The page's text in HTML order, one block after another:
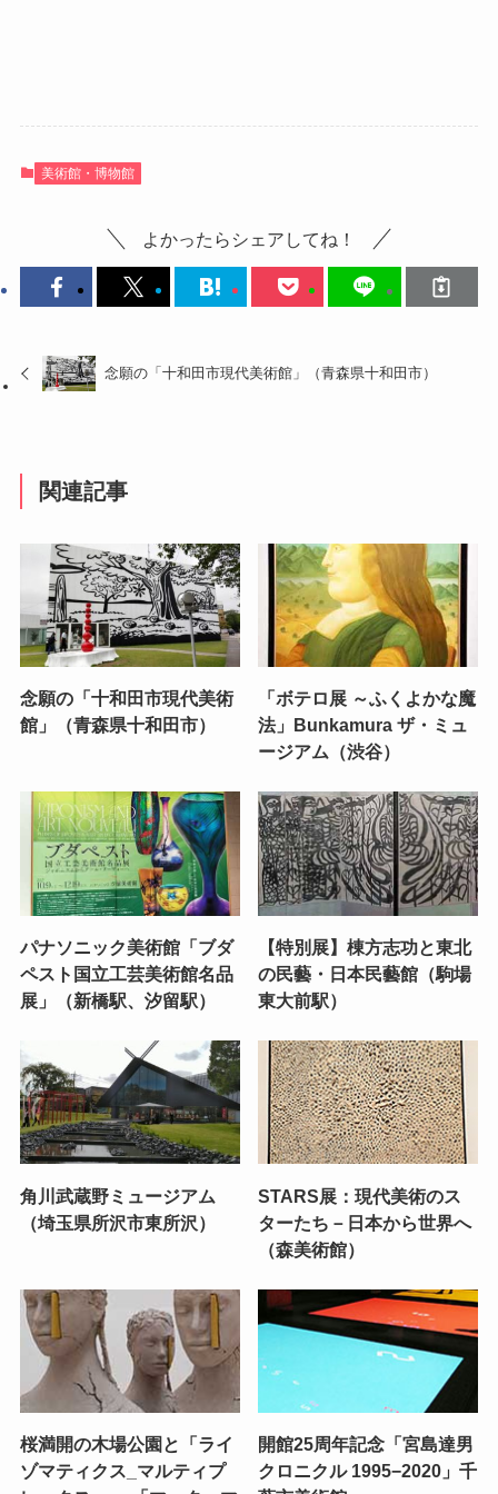
美術館・博物館
よかったらシェアしてね！
念願の「十和田市現代美術館」（青森県十和田市）
関連記事
念願の「十和田市現代美術
館」（青森県十和田市）
「ボテロ展 ～ふくよかな魔
法」Bunkamura ザ・ミュ
ージアム（渋谷）
パナソニック美術館「ブダ
ペスト国立工芸美術館名品
展」（新橋駅、汐留駅）
【特別展】棟方志功と東北
の民藝・日本民藝館（駒場
東大前駅）
角川武蔵野ミュージアム
（埼玉県所沢市東所沢）
STARS展：現代美術のス
ターたち－日本から世界へ
（森美術館）
桜満開の木場公園と「ライ
ゾマティクス_マルティプ
開館25周年記念「宮島達男
クロニクル 1995−2020」千